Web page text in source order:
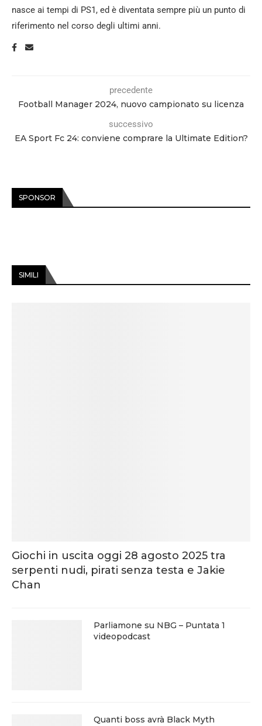
nasce ai tempi di PS1, ed è diventata sempre più un punto di
riferimento nel corso degli ultimi anni.
precedente
Football Manager 2024, nuovo campionato su licenza
successivo
EA Sport Fc 24: conviene comprare la Ultimate Edition?
SPONSOR
SIMILI
Giochi in uscita oggi 28 agosto 2025 tra
serpenti nudi, pirati senza testa e Jakie
Chan
Parliamone su NBG – Puntata 1
videopodcast
Quanti boss avrà Black Myth